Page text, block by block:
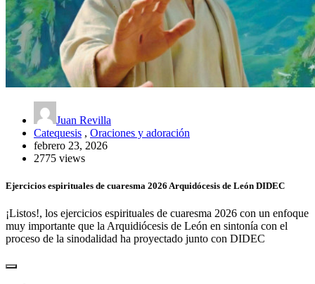
Juan Revilla
Catequesis , Oraciones y adoración
febrero 23, 2026
2775 views
Ejercicios espirituales de cuaresma 2026 Arquidócesis de León DIDEC
¡Listos!, los ejercicios espirituales de cuaresma 2026 con un enfoque
muy importante que la Arquidiócesis de León en sintonía con el
proceso de la sinodalidad ha proyectado junto con DIDEC